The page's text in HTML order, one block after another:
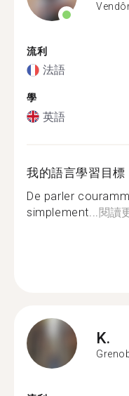
流利
法語
學
英語
我的語言學習目標
De parler
simplement... 閱讀
K.